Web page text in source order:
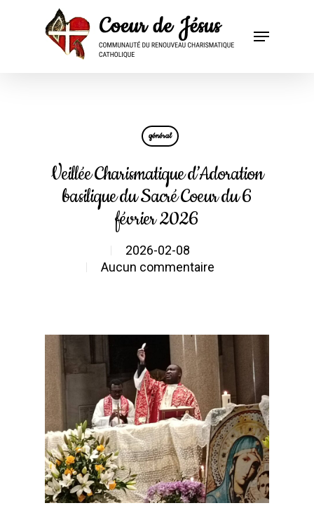
général
Veillée Charismatique d’Adoration
basilique du Sacré Coeur du 6
février 2026
2026-02-08
Aucun commentaire